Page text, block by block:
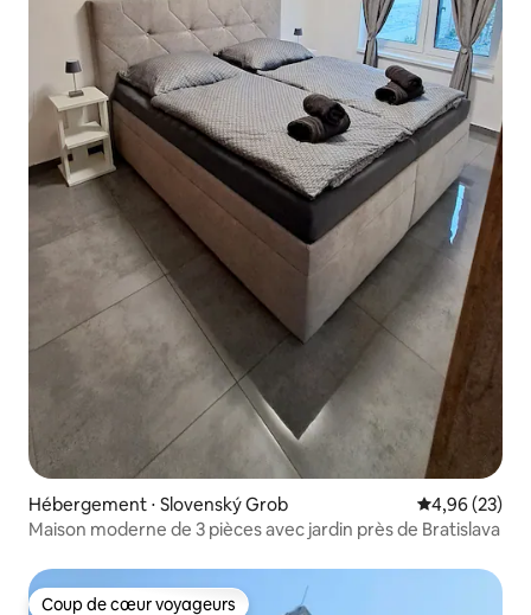
Hébergement ⋅ Slovenský Grob Évaluation
4,96 (23)
Maison moderne de 3 pièces avec jardin près de Bratislava
Coup de cœur voyageurs